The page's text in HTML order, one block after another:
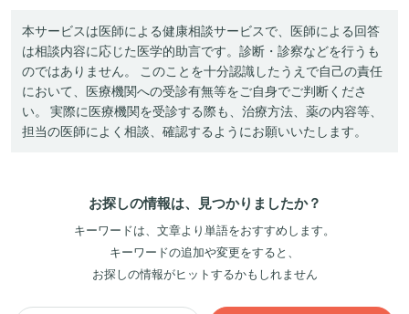
本サービスは医師による健康相談サービスで、医師による回答
は相談内容に応じた医学的助言です。診断・診察などを行うも
のではありません。 このことを十分認識したうえで自己の責任
において、医療機関への受診有無等をご自身でご判断くださ
い。 実際に医療機関を受診する際も、治療方法、薬の内容等、
担当の医師によく相談、確認するようにお願いいたします。
お探しの情報は、見つかりましたか？
キーワードは、文章より単語をおすすめします。
キーワードの追加や変更をすると、
お探しの情報がヒットするかもしれません